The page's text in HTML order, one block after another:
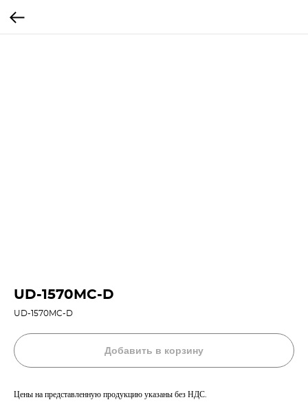
UD-1570MC-D
UD-1570MC-D
Добавить в корзину
Цены на представленную продукцию указаны без НДС.